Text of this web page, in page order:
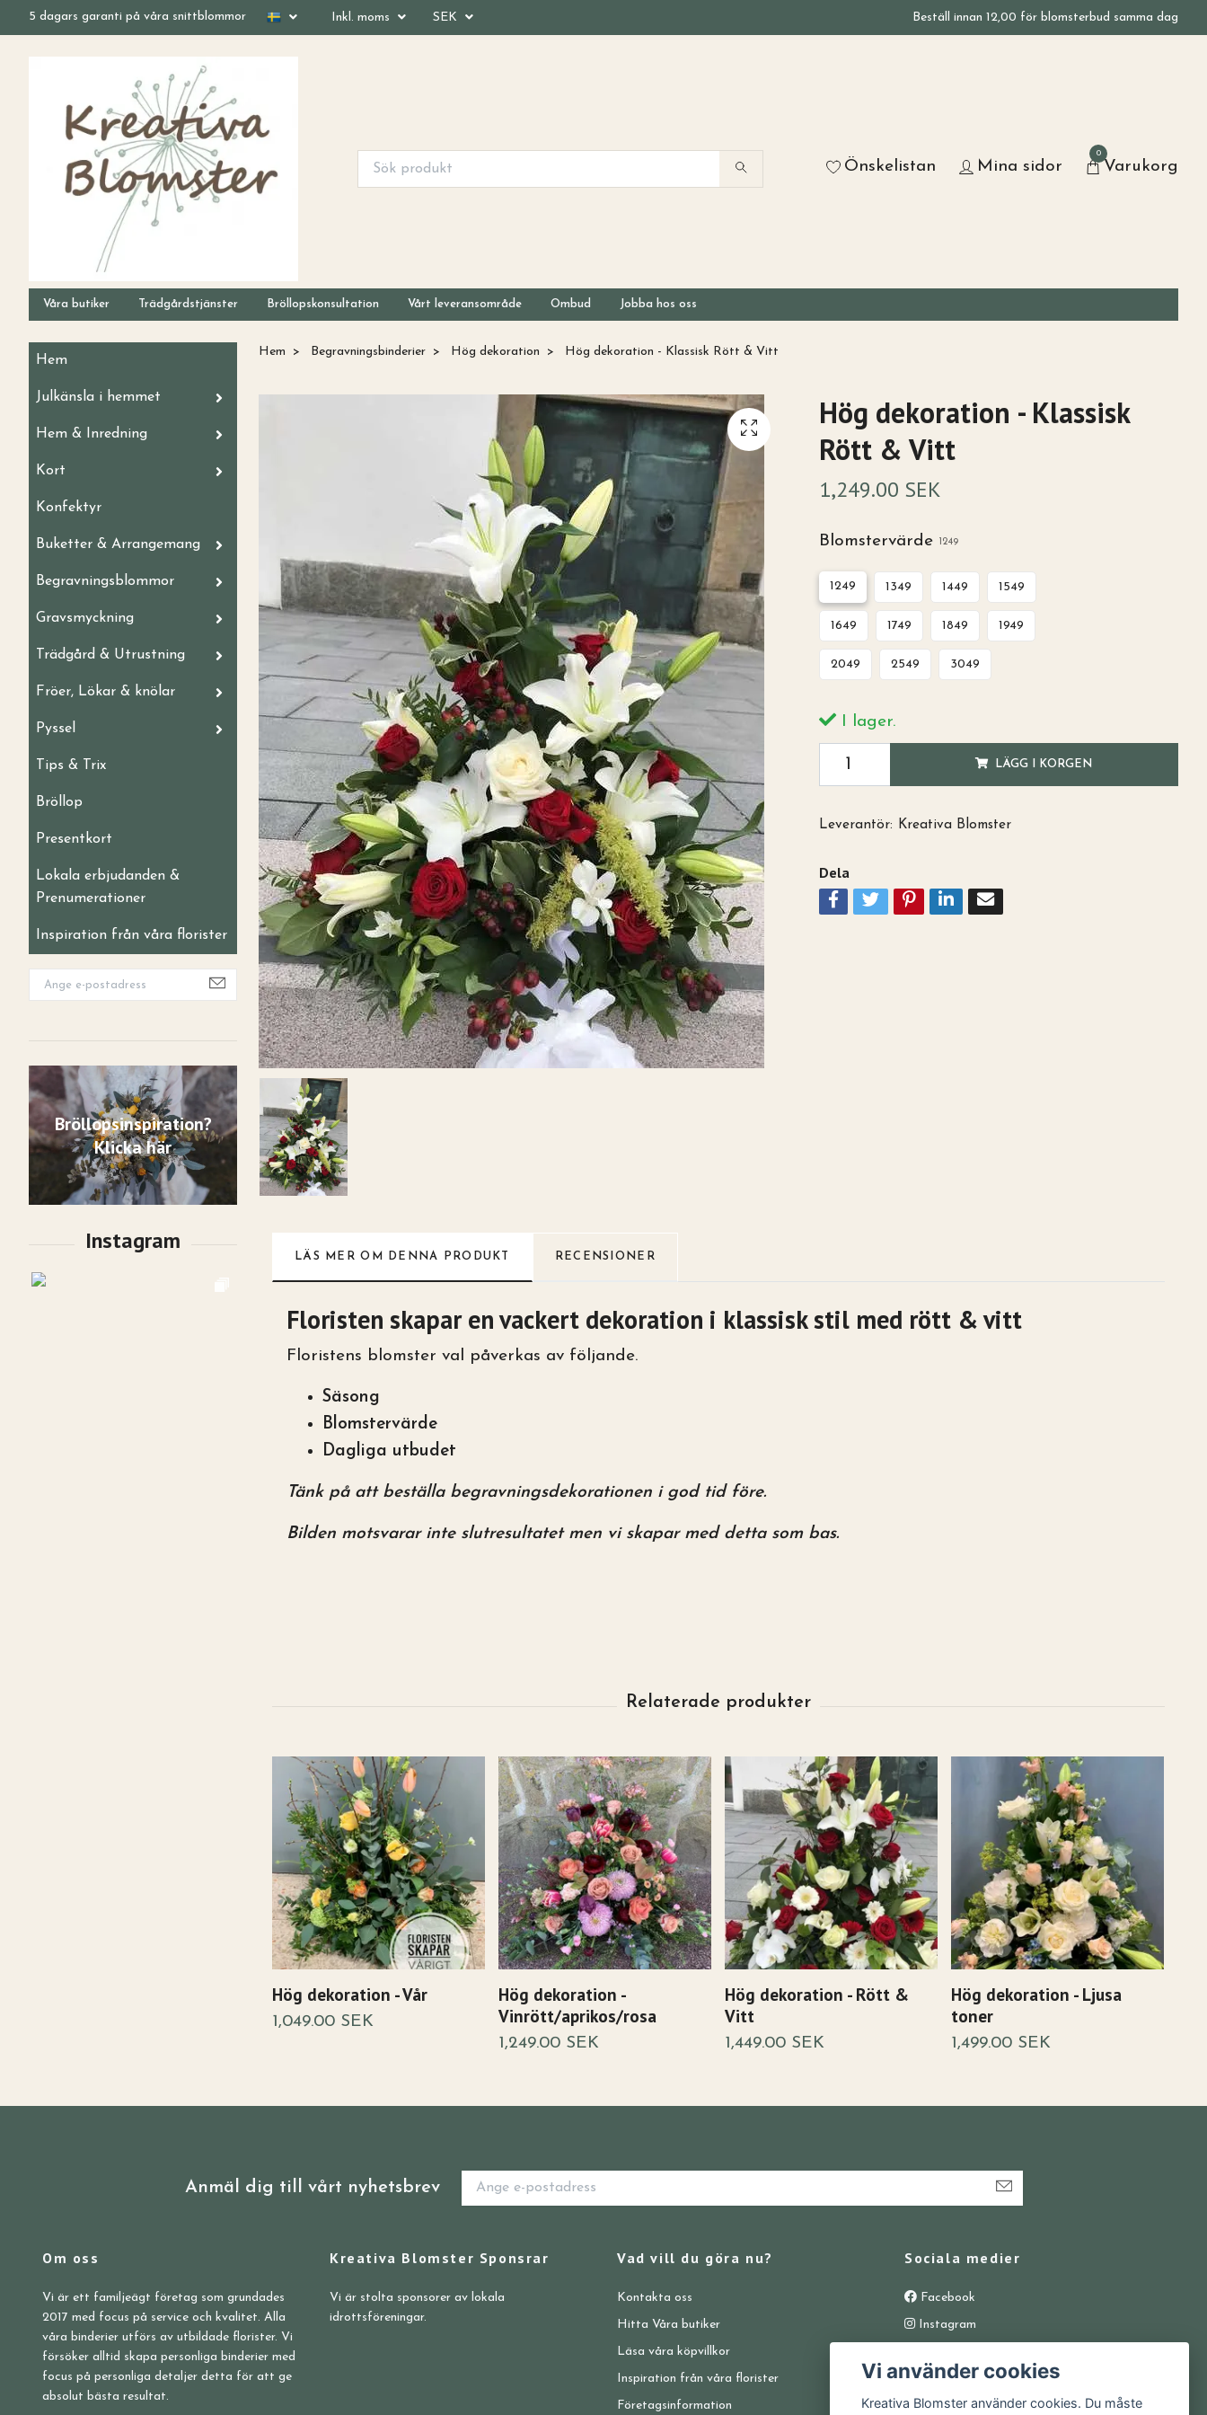
5 dagars garanti på våra snittblommor Inkl. moms SEK Beställ innan 12,00 för blomsterbud samma dag
Önskelistan Mina sidor
0
Varukorg
Våra butiker Trädgårdstjänster Bröllopskonsultation Vårt leveransområde Ombud Jobba hos oss
Hem
Julkänsla i hemmet
Hem & Inredning
Kort
Konfektyr
Buketter & Arrangemang
Begravningsblommor
Gravsmyckning
Trädgård & Utrustning
Fröer, Lökar & knölar
Pyssel
Tips & Trix
Bröllop
Presentkort
Lokala erbjudanden &
Prenumerationer
Inspiration från våra florister
Bröllopsinspiration?
Klicka här
Hem Begravningsbinderier Hög dekoration Hög dekoration - Klassisk Rött & Vitt
Hög dekoration - Klassisk
Rött & Vitt
1,249.00 SEK
Blomstervärde 1249
1249 1349 1449 1549
1649 1749 1849 1949
2049 2549 3049
I lager.
LÄGG I KORGEN
Leverantör: Kreativa Blomster
Dela
LÄS MER OM DENNA PRODUKT RECENSIONER
Floristen skapar en vackert dekoration i klassisk stil med rött & vitt
Floristens blomster val påverkas av följande.
Säsong
Blomstervärde
Dagliga utbudet
Tänk på att beställa begravningsdekorationen i god tid före.
Bilden motsvarar inte slutresultatet men vi skapar med detta som bas.
Hög dekoration - Vår
1,049.00 SEK
Hög dekoration -
Vinrött/aprikos/rosa
1,249.00 SEK
Hög dekoration - Rött &
Vitt
1,449.00 SEK
Hög dekoration - Ljusa
toner
1,499.00 SEK
Anmäl dig till vårt nyhetsbrev
Om oss
Vi är ett familjeägt företag som grundades
2017 med focus på service och kvalitet. Alla
våra binderier utförs av utbildade florister. Vi
försöker alltid skapa personliga binderier med
focus på personliga detaljer detta för att ge
absolut bästa resultat.
Kreativa Blomster Sponsrar
Vi är stolta sponsorer av lokala
idrottsföreningar.
Vad vill du göra nu?
Kontakta oss
Hitta Våra butiker
Läsa våra köpvillkor
Inspiration från våra florister
Företagsinformation
Sociala medier
Facebook
Instagram
Vi använder cookies
Kreativa Blomster använder cookies. Du måste